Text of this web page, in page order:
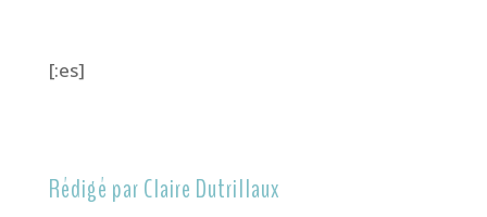
[:es]
Rédigé par Claire Dutrillaux